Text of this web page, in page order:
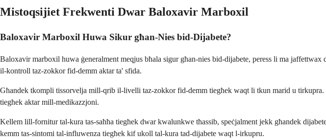
Mistoqsijiet Frekwenti Dwar Baloxavir Marboxil
Baloxavir Marboxil Huwa Sikur għan-Nies bid-Dijabete?
Baloxavir marboxil huwa ġeneralment meqjus bħala sigur għan-nies bid-dijabete, peress li ma
il-kontroll taz-zokkor fid-demm aktar ta' sfida.
Għandek tkompli tissorvelja mill-qrib il-livelli taz-zokkor fid-demm tiegħek waqt li tkun marid u
tiegħek aktar mill-medikazzjoni.
Kellem lill-fornitur tal-kura tas-saħħa tiegħek dwar kwalunkwe tħassib, speċjalment jekk għandek
kemm tas-sintomi tal-influwenza tiegħek kif ukoll tal-kura tad-dijabete waqt l-irkupru.